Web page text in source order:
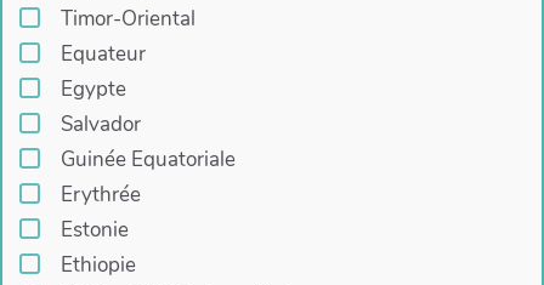
Timor-Oriental
Equateur
Egypte
Salvador
Guinée Equatoriale
Erythrée
Estonie
Ethiopie